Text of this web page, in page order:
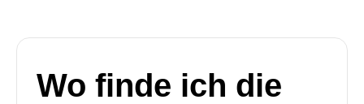
Wo finde ich die